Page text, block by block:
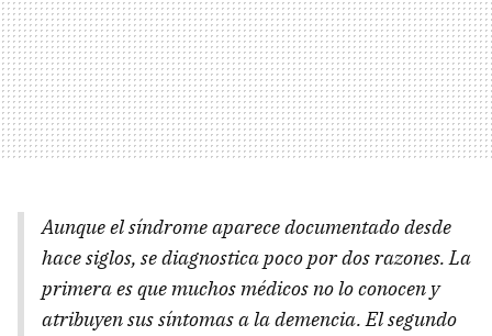
Aunque el síndrome aparece documentado desde
hace siglos, se diagnostica poco por dos razones. La
primera es que muchos médicos no lo conocen y
atribuyen sus síntomas a la demencia. El segundo